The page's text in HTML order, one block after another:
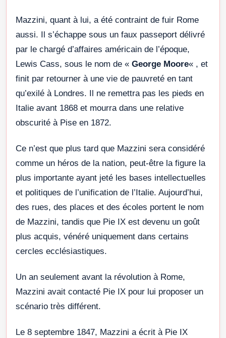
Mazzini, quant à lui, a été contraint de fuir Rome
aussi. Il s’échappe sous un faux passeport délivré
par le chargé d’affaires américain de l’époque,
Lewis Cass, sous le nom de « George Moore« , et
finit par retourner à une vie de pauvreté en tant
qu’exilé à Londres. Il ne remettra pas les pieds en
Italie avant 1868 et mourra dans une relative
obscurité à Pise en 1872.
Ce n’est que plus tard que Mazzini sera considéré
comme un héros de la nation, peut-être la figure la
plus importante ayant jeté les bases intellectuelles
et politiques de l’unification de l’Italie. Aujourd’hui,
des rues, des places et des écoles portent le nom
de Mazzini, tandis que Pie IX est devenu un goût
plus acquis, vénéré uniquement dans certains
cercles ecclésiastiques.
Un an seulement avant la révolution à Rome,
Mazzini avait contacté Pie IX pour lui proposer un
scénario très différent.
Le 8 septembre 1847, Mazzini a écrit à Pie IX